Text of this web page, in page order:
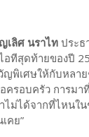
เลิศ นราไทประธ
อทีสุดท้ายของปี
ญพิเศษให้กับหลา
ครอบครัว การม
ไม่ได้จากที่ไหนใน
คย”